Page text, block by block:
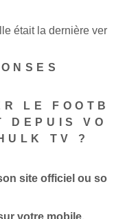
était la dernière ver
LE FOOTB
DEPUIS VO
TV ?
site officiel ou so